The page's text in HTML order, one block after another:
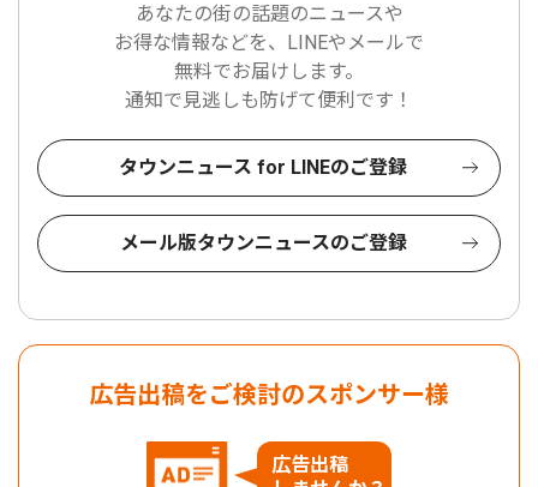
あなたの街の話題のニュースや
お得な情報などを、LINEやメールで
無料でお届けします。
通知で見逃しも防げて便利です！
タウンニュース for LINEのご登録
メール版タウンニュースのご登録
広告出稿をご検討のスポンサー様
広告出稿